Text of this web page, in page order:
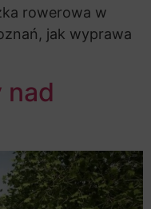
rowerowa w
jak wyprawa
nad